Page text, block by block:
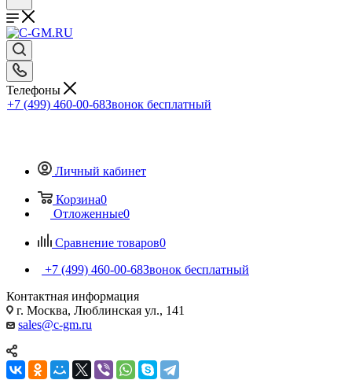
Телефоны
+7 (499) 460-00-68Звонок бесплатный
Личный кабинет
Корзина0
Отложенные0
Сравнение товаров0
+7 (499) 460-00-68Звонок бесплатный
Контактная информация
г. Москва, Люблинская ул., 141
sales@c-gm.ru